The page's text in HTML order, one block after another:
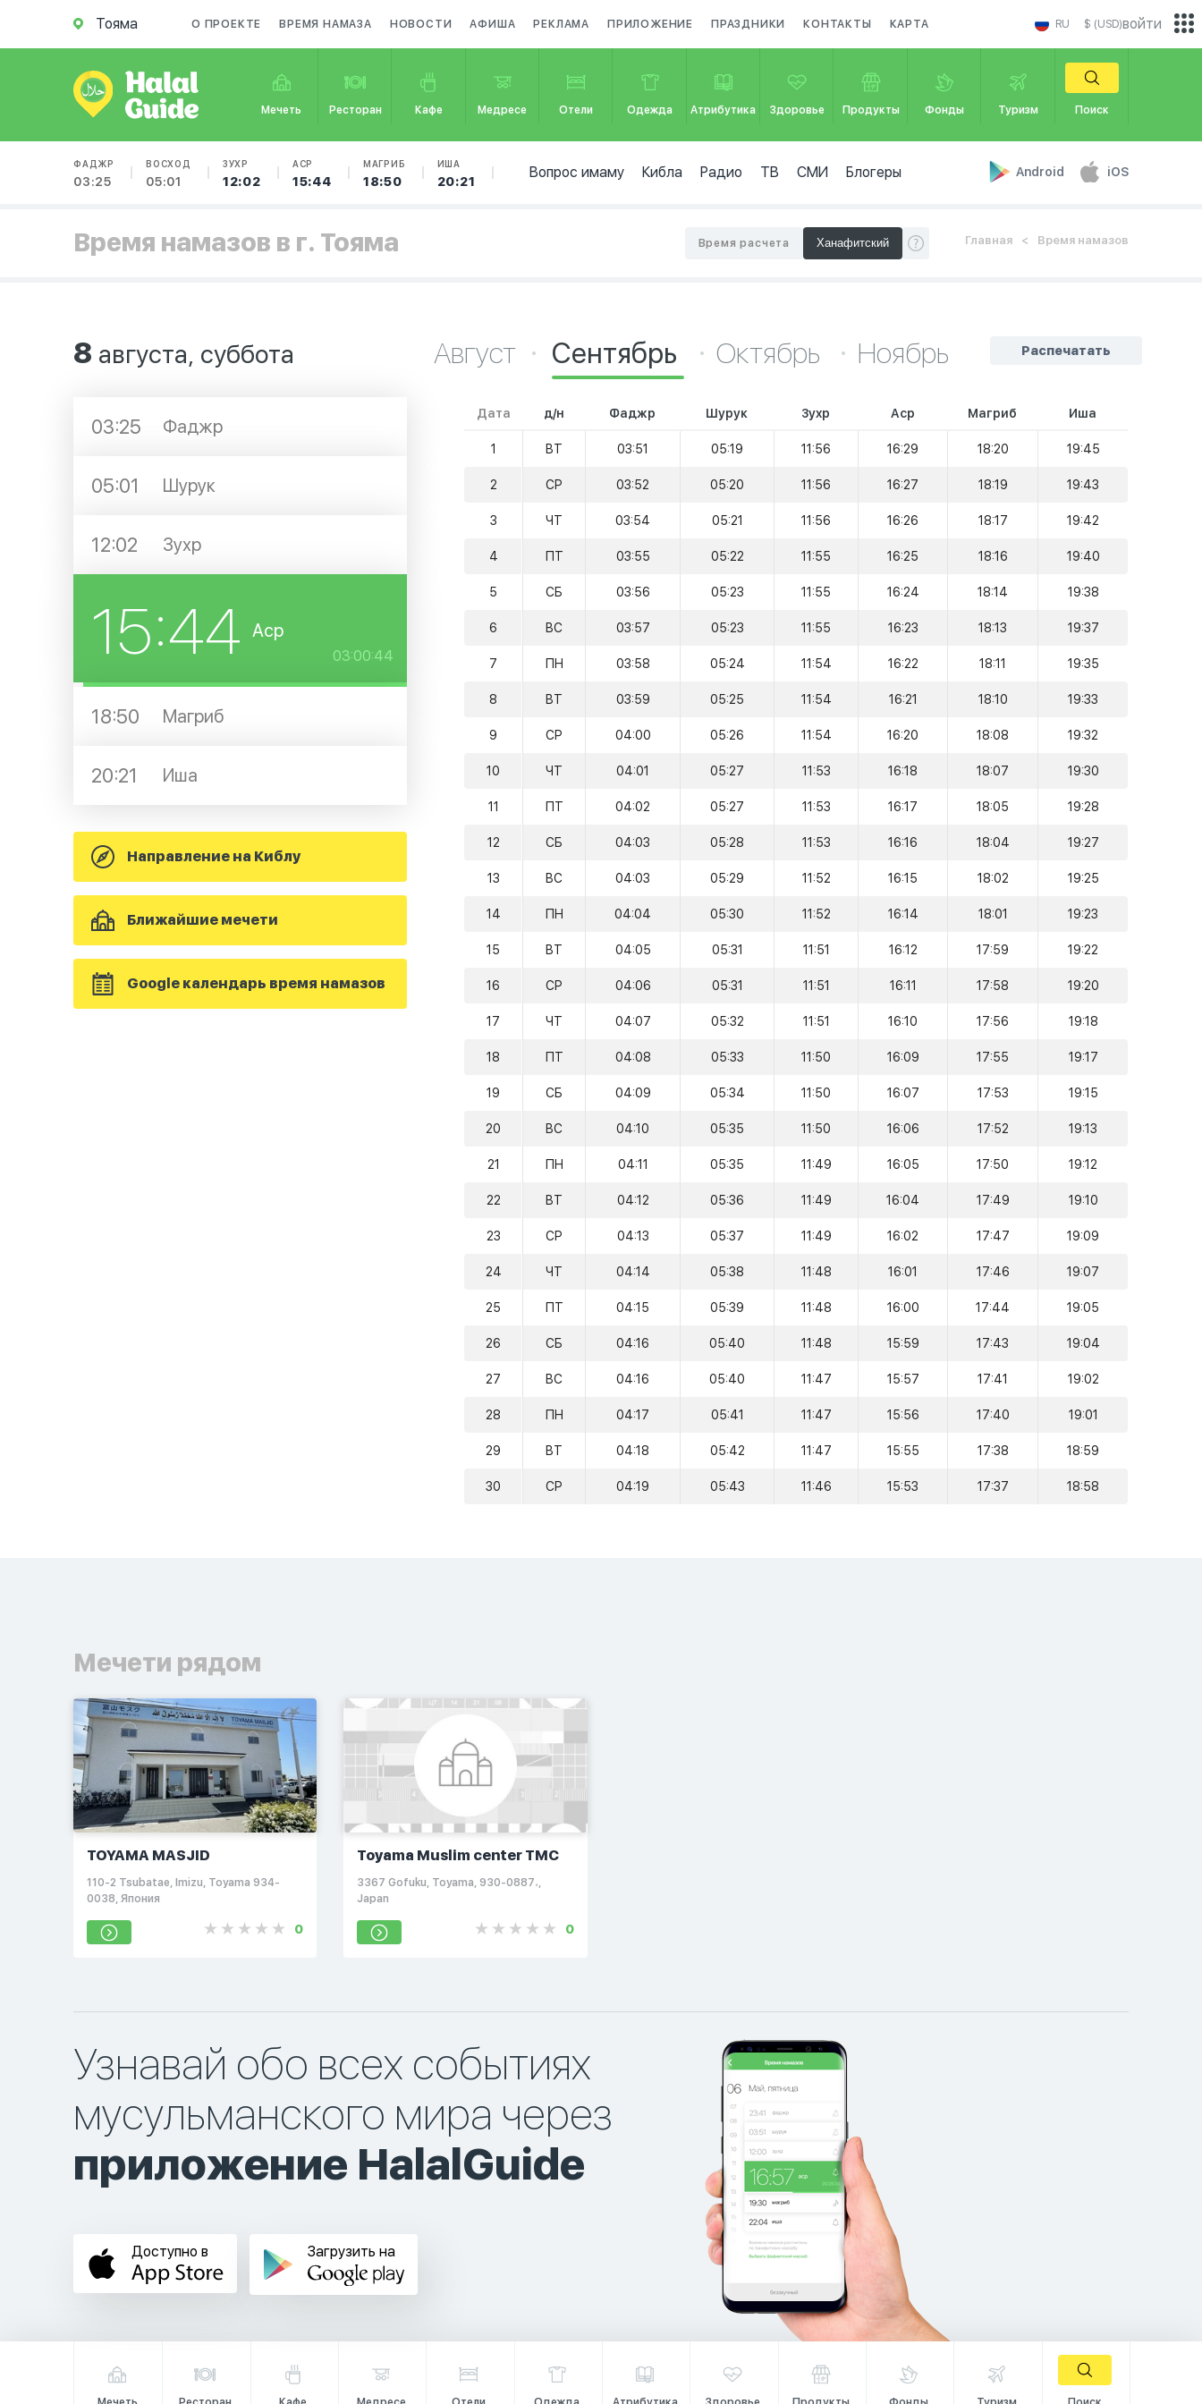
Тояма О ПРОЕКТЕ ВРЕМЯ НАМАЗА НОВОСТИ АФИША РЕКЛАМА ПРИЛОЖЕНИЕ ПРАЗДНИКИ КОНТАКТЫ КАРТА RU $ (USD)
Мечеть Ресторан Кафе Медресе Отели Одежда Атрибутика Здоровье Продукты Фонды Туризм Поиск
ФАДЖР
03:25
ВОСХОД
05:01
ЗУХР
12:02
АСР
15:44
МАГРИБ
18:50
ИША
20:21
Вопрос имаму Кибла Радио ТВ СМИ Блогеры Android iOS
войти
Время намазов в г. Тояма Главная Время намазов
Время расчета
8 августа, суббота
03:25 Фаджр
05:01 Шурук
12:02 Зухр
15:44 Аср
03:00:44
18:50 Магриб
20:21 Иша
Направление на Киблу
Ближайшие мечети
Google календарь время намазов
Распечатать
Август Сентябрь Октябрь Ноябрь
Дата д/н Фаджр Шурук Зухр Аср Магриб Иша
1 ВТ 03:51 05:19 11:56 16:29 18:20 19:45
2 СР 03:52 05:20 11:56 16:27 18:19 19:43
3 ЧТ 03:54 05:21 11:56 16:26 18:17 19:42
4 ПТ 03:55 05:22 11:55 16:25 18:16 19:40
5 СБ 03:56 05:23 11:55 16:24 18:14 19:38
6 ВС 03:57 05:23 11:55 16:23 18:13 19:37
7 ПН 03:58 05:24 11:54 16:22 18:11 19:35
8 ВТ 03:59 05:25 11:54 16:21 18:10 19:33
9 СР 04:00 05:26 11:54 16:20 18:08 19:32
10 ЧТ 04:01 05:27 11:53 16:18 18:07 19:30
11 ПТ 04:02 05:27 11:53 16:17 18:05 19:28
12 СБ 04:03 05:28 11:53 16:16 18:04 19:27
13 ВС 04:03 05:29 11:52 16:15 18:02 19:25
14 ПН 04:04 05:30 11:52 16:14 18:01 19:23
15 ВТ 04:05 05:31 11:51 16:12 17:59 19:22
16 СР 04:06 05:31 11:51 16:11 17:58 19:20
17 ЧТ 04:07 05:32 11:51 16:10 17:56 19:18
18 ПТ 04:08 05:33 11:50 16:09 17:55 19:17
19 СБ 04:09 05:34 11:50 16:07 17:53 19:15
20 ВС 04:10 05:35 11:50 16:06 17:52 19:13
21 ПН 04:11 05:35 11:49 16:05 17:50 19:12
22 ВТ 04:12 05:36 11:49 16:04 17:49 19:10
23 СР 04:13 05:37 11:49 16:02 17:47 19:09
24 ЧТ 04:14 05:38 11:48 16:01 17:46 19:07
25 ПТ 04:15 05:39 11:48 16:00 17:44 19:05
26 СБ 04:16 05:40 11:48 15:59 17:43 19:04
27 ВС 04:16 05:40 11:47 15:57 17:41 19:02
28 ПН 04:17 05:41 11:47 15:56 17:40 19:01
29 ВТ 04:18 05:42 11:47 15:55 17:38 18:59
30 СР 04:19 05:43 11:46 15:53 17:37 18:58
Мечети рядом
TOYAMA MASJID
110-2 Tsubatae, Imizu, Toyama 934-
0038, Япония
0
Toyama Muslim center TMC
3367 Gofuku, Toyama, 930-0887،,
Japan
0
Узнавай обо всех событиях
мусульманского мира через
приложение HalalGuide
Доступно в Загрузить на